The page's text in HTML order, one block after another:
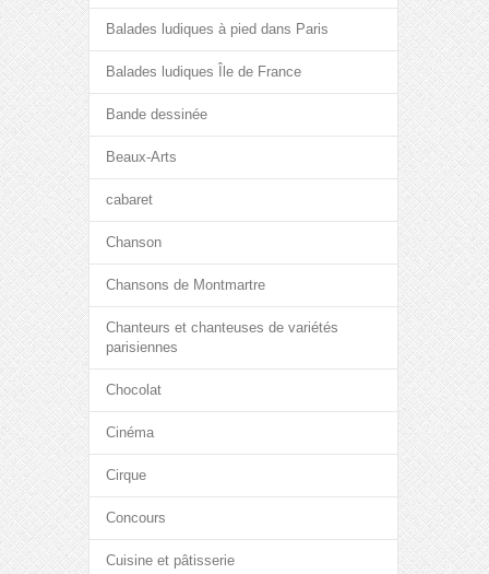
Balades ludiques à pied dans Paris
Balades ludiques Île de France
Bande dessinée
Beaux-Arts
cabaret
Chanson
Chansons de Montmartre
Chanteurs et chanteuses de variétés
parisiennes
Chocolat
Cinéma
Cirque
Concours
Cuisine et pâtisserie